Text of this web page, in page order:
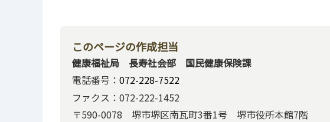
このページの作成担当
健康福祉局 長寿社会部 国民健康保険課
電話番号： 072-228-7522
ファクス：072-222-1452
〒590-0078 堺市堺区南瓦町3番1号 堺市役所本館7階